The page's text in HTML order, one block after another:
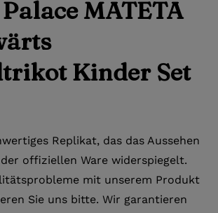
MATETA
Kinder Set
Replikat, das das Aussehen
offiziellen Ware widerspiegelt.
mit unserem Produkt
Sie uns bitte. Wir garantieren